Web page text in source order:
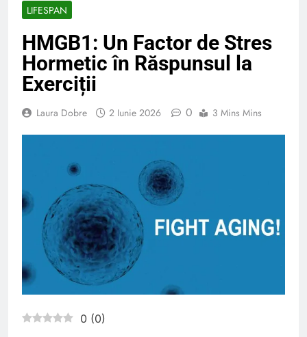
LIFESPAN
HMGB1: Un Factor de Stres
Hormetic în Răspunsul la
Exerciții
Laura Dobre 2 Iunie 2026 0 3 Mins Mins
0 (0)